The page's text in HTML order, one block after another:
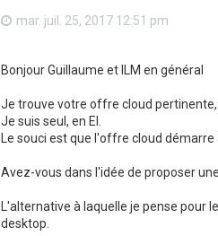
mar. juil. 25, 2017 12:51 pm
Bonjour Guillaume et ILM en général
Je trouve votre offre cloud
Je suis seul, en EI.
Le souci est que l'offre cloud
Avez-vous dans l'idée de proposer
L'alternative à laquelle je pense pour
desktop.